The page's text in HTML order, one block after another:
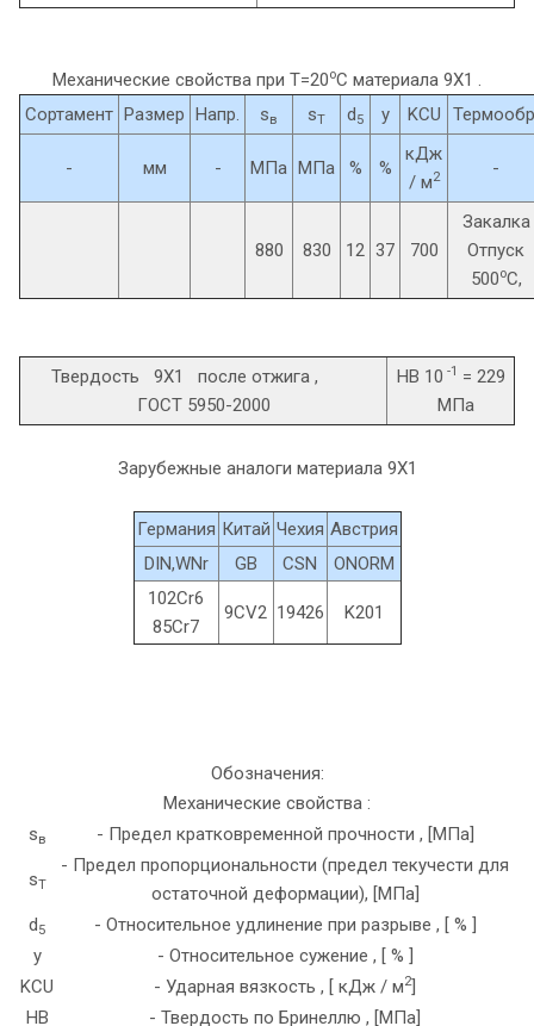
Механические свойства при Т=20oС материала 9Х1 .
Сортамент Размер Напр. sв sT d5 y KCU
- мм - МПа МПа % %
кДж
/ м2 -
880 830 12 37 700
Закалка
Отпуск
500oC,
Твердость 9Х1 после отжига ,
ГОСТ 5950-2000
HB 10 -1
= 229
МПа
Зарубежные аналоги материала 9Х1
Германия Китай Чехия Австрия
DIN,WNr
GB CSN
ONORM
102Cr6
85Cr7
9CV2 19426 K201
Обозначения:
Механические свойства :
sв - Предел кратковременной прочности , [МПа]
sT
- Предел пропорциональности (предел текучести для
остаточной деформации), [МПа]
d5
- Относительное удлинение при разрыве , [ % ]
y
- Относительное сужение , [ % ]
KCU
- Ударная вязкость , [ кДж / м2]
HB
- Твердость по Бринеллю , [МПа]